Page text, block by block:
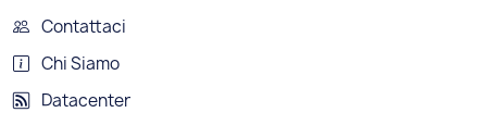
Contattaci
Chi Siamo
Datacenter